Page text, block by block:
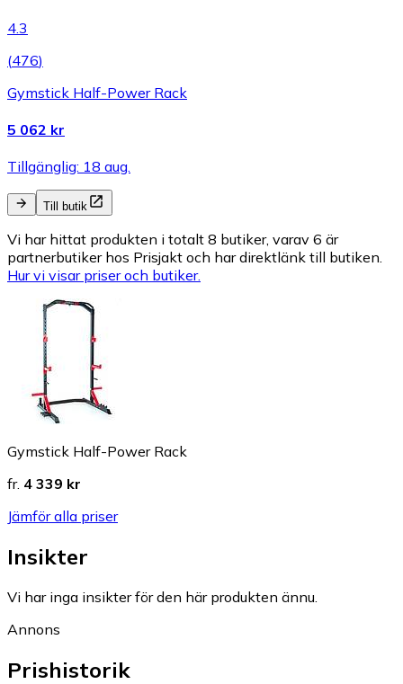
4.3
(476)
Gymstick Half-Power Rack
5 062 kr
Tillgänglig: 18 aug.
Till butik
Vi har hittat produkten i totalt 8 butiker, varav 6 är
partnerbutiker hos Prisjakt och har direktlänk till butiken.
Hur vi visar priser och butiker.
Gymstick Half-Power Rack
fr. 4 339 kr
Jämför alla priser
Insikter
Vi har inga insikter för den här produkten ännu.
Annons
Prishistorik